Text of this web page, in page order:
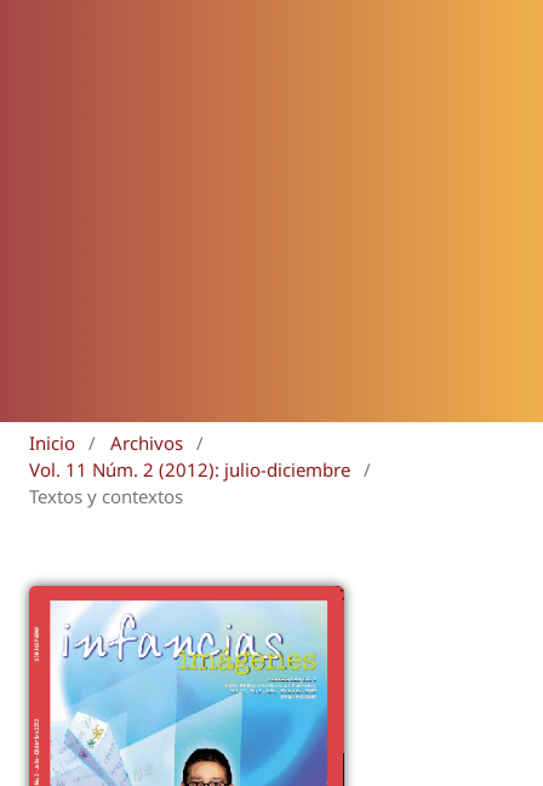
Inicio / Archivos /
Vol. 11 Núm. 2 (2012): julio-diciembre /
Textos y contextos